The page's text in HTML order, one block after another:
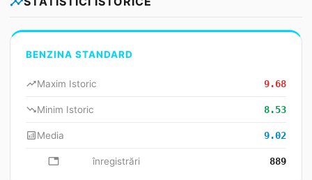
BENZINA STANDARD
trending_upMaxim Istoric 9.68
trending_downMinim Istoric 8.53
analyticsMedia 9.02
database înregistrări 889